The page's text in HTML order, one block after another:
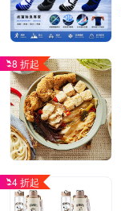
8 折起
4 折起